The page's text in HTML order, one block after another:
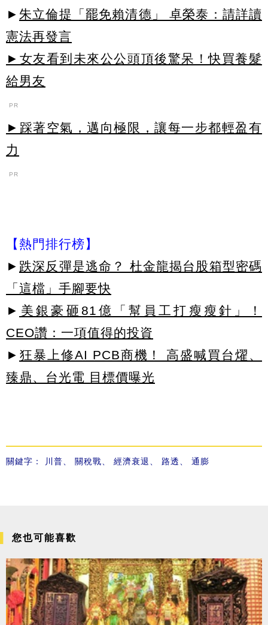
► 朱立倫提「罷免賴清德」 卓榮泰：請詳讀
憲法再發言
►女友看到未來公公頭頂後驚呆！快買養髮
給男友
PR
►踩著空氣，邁向極限，讓每一步都輕盈有
力
PR
【熱門排行榜】
► 跌深反彈是逃命？ 杜金龍揭台股箱型密碼
「這檔」手腳要快
► 美銀豪砸81億「幫員工打瘦瘦針」！
CEO讚：一項值得的投資
► 狂暴上修AI PCB商機！ 高盛喊買台燿、
臻鼎、台光電 目標價曝光
關鍵字： 川普 關稅戰 經濟衰退 路透 通膨
您也可能喜歡